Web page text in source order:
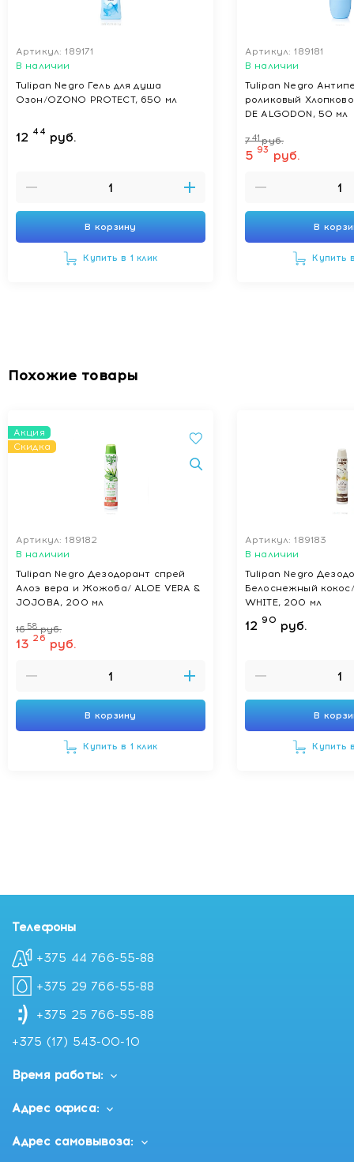
Артикул: 189171
В наличии
Tulipan Negro Гель для душа
Озон/OZONO PROTECT, 650 мл
12 44 руб.
В корзину
Купить в 1 клик
Артикул: 189181
В наличии
Tulipan Negro
роликовый
DE ALGODON, 50 мл
741 руб.
5 93 руб.
В
Купить
Похожие товары
Акция
Скидка
Артикул: 189182
В наличии
Tulipan Negro Дезодорант спрей
Алоэ вера и Жожоба/ ALOE VERA &
JOJOBA, 200 мл
1658 руб.
13 26 руб.
В корзину
Купить в 1 клик
Артикул: 189183
В наличии
Tulipan Negro
Белоснежный кокос/
WHITE, 200 мл
12 90 руб.
В
Купить
Телефоны
+375 44 766-55-88
+375 29 766-55-88
+375 25 766-55-88
+375 (17) 543-00-10
Время работы:
Адрес офиса:
Адрес самовывоза: